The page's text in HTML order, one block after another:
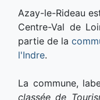
Azay-le-Rideau
Centre-Val de
partie de la
l'Indre.
La commune,
classée de